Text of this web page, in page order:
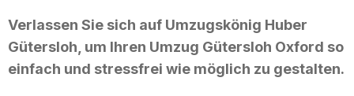
Verlassen Sie sich auf Umzugskönig Huber
Gütersloh, um Ihren Umzug Gütersloh Oxford so
einfach und stressfrei wie möglich zu gestalten.